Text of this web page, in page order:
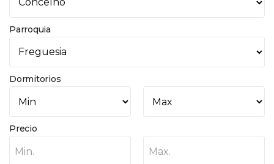
Parroquia
Dormitorios
Precio
Min. Max.